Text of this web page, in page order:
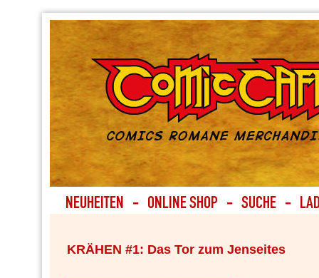
KRÄHEN #1: Das Tor zum Jenseites